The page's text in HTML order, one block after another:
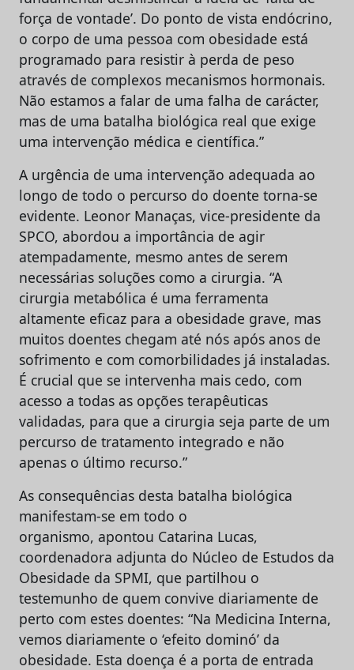
força de vontade’. Do ponto de vista endócrino,
o corpo de uma pessoa com obesidade está
programado para resistir à perda de peso
através de complexos mecanismos hormonais.
Não estamos a falar de uma falha de carácter,
mas de uma batalha biológica real que exige
uma intervenção médica e científica.”
A urgência de uma intervenção adequada ao
longo de todo o percurso do doente torna-se
evidente. Leonor Manaças, vice-presidente da
SPCO, abordou a importância de agir
atempadamente, mesmo antes de serem
necessárias soluções como a cirurgia. “A
cirurgia metabólica é uma ferramenta
altamente eficaz para a obesidade grave, mas
muitos doentes chegam até nós após anos de
sofrimento e com comorbilidades já instaladas.
É crucial que se intervenha mais cedo, com
acesso a todas as opções terapêuticas
validadas, para que a cirurgia seja parte de um
percurso de tratamento integrado e não
apenas o último recurso.”
As consequências desta batalha biológica
manifestam-se em todo o
organismo, apontou Catarina Lucas,
coordenadora adjunta do Núcleo de Estudos da
Obesidade da SPMI, que partilhou o
testemunho de quem convive diariamente de
perto com estes doentes: “Na Medicina Interna,
vemos diariamente o ‘efeito dominó’ da
obesidade. Esta doença é a porta de entrada